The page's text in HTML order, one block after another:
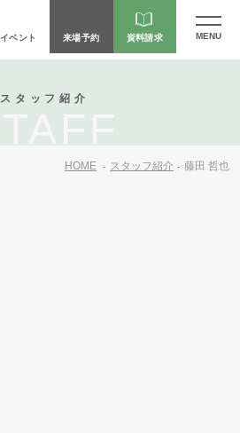
イベント 来場予約 資料請求
スタッフ紹介
HOME スタッフ紹介 藤田 哲也